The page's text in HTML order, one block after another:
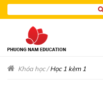
Khóa học/Học 1 kèm 1